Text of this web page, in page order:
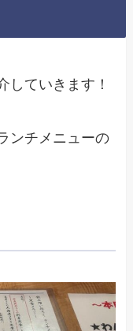
していきます！
ンチメニューの